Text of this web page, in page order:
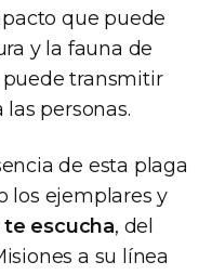
que puede
y la fauna de
transmitir
personas.
de esta plaga
los ejemplares y
te escucha, del
a su línea